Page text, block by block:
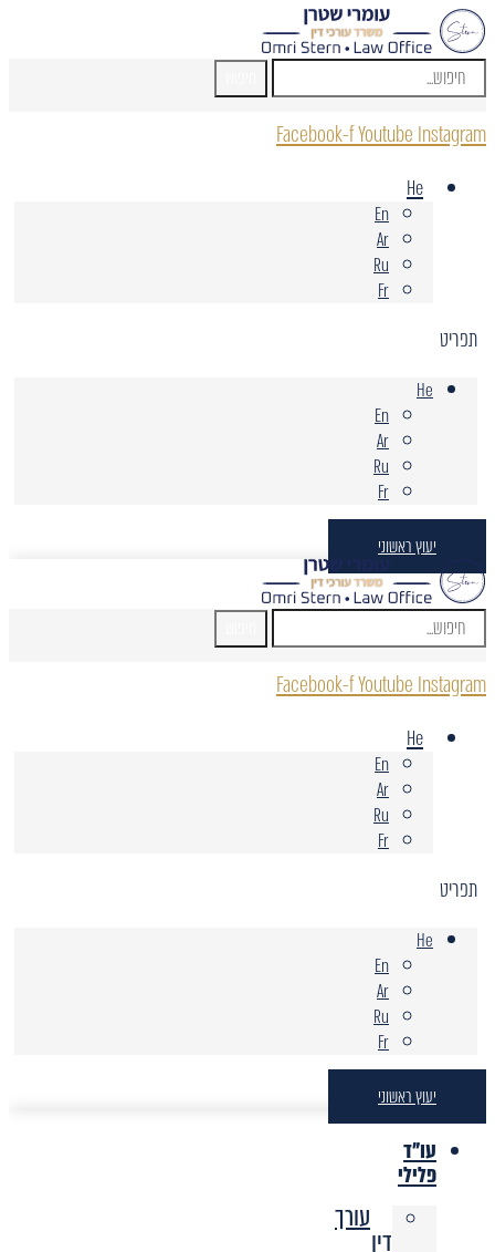
Facebook-fYoutube Instagram
He
En
Ar
Ru
Fr
תפריט
He
En
Ar
Ru
Fr
יעוץ ראשוני
Facebook-fYoutube Instagram
He
En
Ar
Ru
Fr
תפריט
He
En
Ar
Ru
Fr
יעוץ ראשוני
עו"ד
פלילי
עורך
דין